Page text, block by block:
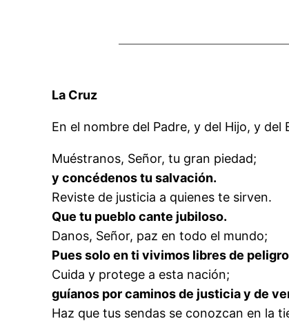
La Cruz
En el nombre del Padre, y del Hijo, y del
Muéstranos, Señor, tu gran piedad;
y concédenos tu salvación.
Reviste de justicia a quienes te sirven.
Que tu pueblo cante jubiloso.
Danos, Señor, paz en todo el mundo;
Pues solo en ti vivimos libres de
Cuida y protege a esta nación;
guíanos por caminos de justicia y de
Haz que tus sendas se conozcan en la